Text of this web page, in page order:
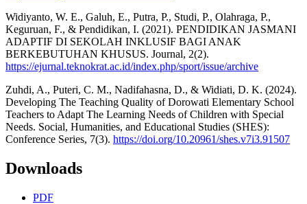
Widiyanto, W. E., Galuh, E., Putra, P., Studi, P., Olahraga, P.,
Keguruan, F., & Pendidikan, I. (2021). PENDIDIKAN JASMANI
ADAPTIF DI SEKOLAH INKLUSIF BAGI ANAK
BERKEBUTUHAN KHUSUS. Journal, 2(2).
https://ejurnal.teknokrat.ac.id/index.php/sport/issue/archive
Zuhdi, A., Puteri, C. M., Nadifahasna, D., & Widiati, D. K. (2024).
Developing The Teaching Quality of Dorowati Elementary School
Teachers to Adapt The Learning Needs of Children with Special
Needs. Social, Humanities, and Educational Studies (SHES):
Conference Series, 7(3). https://doi.org/10.20961/shes.v7i3.91507
Downloads
PDF